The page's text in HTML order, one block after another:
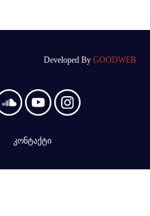
Developed By GOODWEB
კონტაქტი